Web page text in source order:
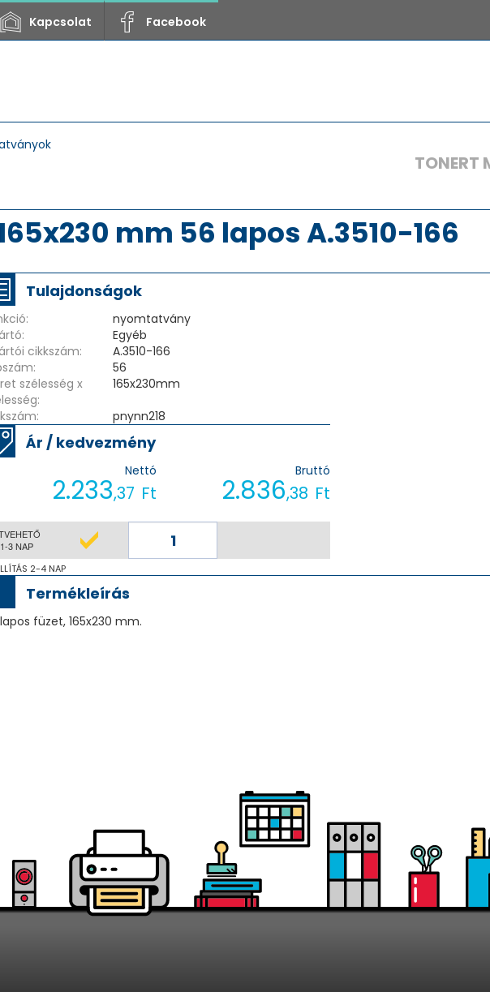
Kapcsolat Facebook
TONERT
mm 56 lapos A.3510-166
Tulajdonságok
nyomtatvány
Egyéb
cikkszám:
A.3510-166
56
szélesség x
165x230mm
pnynn218
Ár / kedvezmény
Nettó
2.233,37 Ft
Bruttó
2.836,38 Ft
1-3 NAP
2-4 NAP
Termékleírás
füzet, 165x230 mm.